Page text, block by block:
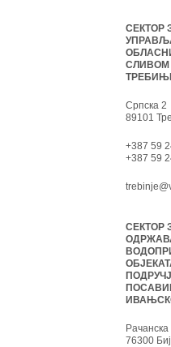
СЕКТОР
Српска 2
89101
+387 59
+387 59
СЕКТОР
Рачанска
76300